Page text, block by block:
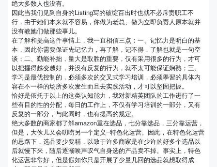
绝大多数人也没有。
因此当我们见到自身的Listing写的破绽百出时也就不必斥责职工不
行，由于她们本来就不容易，你做为老总、做为立即负责人原本就并
没有教她们做那些事儿。
在了解和提高这件事情上，我一直相信三点：一、记忆力是明白的基
本，因此你需要保证先记忆力，再了解，记不得，了解也就是一句空
谈；二、勤能补拙，量大是取胜的重要，仅有采用很多的行为，才可
以把握得越变越好，并没有反复的行为，就不太可能保证娴熟；三、
学习是最优控制的，必须多次的交叉式学习培训，必须學習的具体内
容在不一样的场所多次发生而且去实践活动，才可以坚固把握。
恰好是依托于以上的这类认知能力，我对新精英团队的工作进行了一
些有目的性的分配，每日的工作上，不仅有学习培训的一部分，又有
反复的一部分，与此同时，也有提高的规定。
绝大多数的商家都了解amazon重在选品，七分靠选品，三分靠运营，
但是，大伙儿又会叨唠另一个定义--特色化运营。因此，在特色化运营
的思路下，选品要少要精，以致于许多商家是在少许的好多个选品以
后就慢下来，随后逐渐唉声叹气自身选的产品卖不掉。事实上，特色
化运营非常好，但是假如你只是开展了少量几回的选品就想取得成